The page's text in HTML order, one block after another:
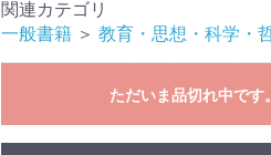
関連カテゴリ
一般書籍 ＞ 教育・思想・科学・
ただいま品切れ中です。